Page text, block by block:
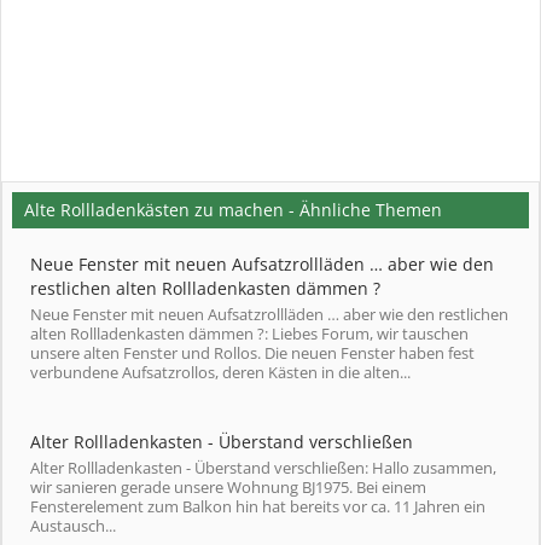
Alte Rollladenkästen zu machen - Ähnliche Themen
Neue Fenster mit neuen Aufsatzrollläden … aber wie den
restlichen alten Rollladenkasten dämmen ?
Neue Fenster mit neuen Aufsatzrollläden … aber wie den restlichen
alten Rollladenkasten dämmen ?: Liebes Forum, wir tauschen
unsere alten Fenster und Rollos. Die neuen Fenster haben fest
verbundene Aufsatzrollos, deren Kästen in die alten...
Alter Rollladenkasten - Überstand verschließen
Alter Rollladenkasten - Überstand verschließen: Hallo zusammen,
wir sanieren gerade unsere Wohnung BJ1975. Bei einem
Fensterelement zum Balkon hin hat bereits vor ca. 11 Jahren ein
Austausch...